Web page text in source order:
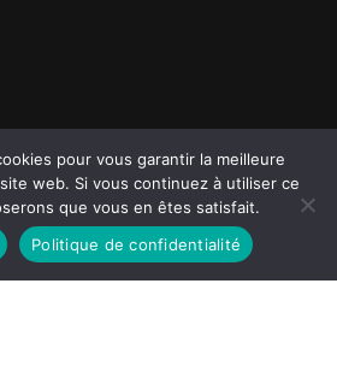
pour vous garantir la meilleure
web. Si vous continuez à utiliser ce
que vous en êtes satisfait.
Politique de confidentialité